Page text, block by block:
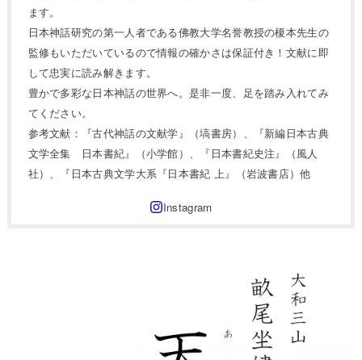
ます。
日本神話研究の第一人者である佛教大学名誉教授の榎本先生の
監修もいただいているので情報の確かさは保証付き！文献に即
して忠実に読み解きます。
豊かで多彩な日本神話の世界へ。是非一度、足を踏み入れてみ
てください。
参考文献：『古代神話の文献学』（塙書房）、『新編日本古典
文学全集 日本書紀』（小学館）、『日本書紀史注』（風人
社）、『日本古典文学大系『日本書紀 上』（岩波書店）他